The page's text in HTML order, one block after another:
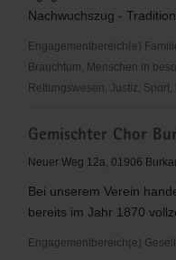
Nachwuchszug -
Engagementbereich(e)
Brauchtum, Menschen in
Rettungswesen, Justiz,
Spielleute
e.V.
Gemischter Chor
Neuer Weg 12a, 01906
Bei unserem Verein
bereits im Jahr 1870
Engagementbereich(e)